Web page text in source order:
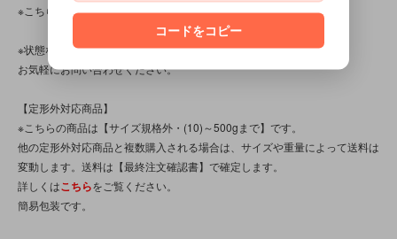
※こちらの商品は、中古・ヴィンテージ品です。
※状態など分かり辛い点、気になる点、不明点がございましたら、
お気軽にお問い合わせください。
【定形外対応商品】
※こちらの商品は【サイズ規格外・(10)～500gまで】です。
他の定形外対応商品と複数購入される場合は、サイズや重量によって送料は
変動します。送料は【最終注文確認書】で確定します。
詳しくはこちらをご覧ください。
簡易包装です。
コードをコピー